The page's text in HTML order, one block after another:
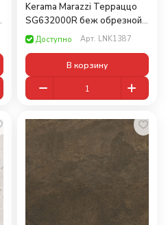
Kerama Marazzi Терраццо
SG632000R беж обрезной
60x60Доступно Арт. LNK1387
В корзину